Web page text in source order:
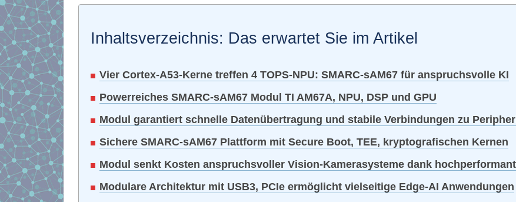
Inhaltsverzeichnis: Das erwartet Sie im Artikel
Vier Cortex-A53-Kerne treffen 4 TOPS-NPU: SMARC-sAM67 für anspruchsvolle KI
Powerreiches SMARC-sAM67 Modul TI AM67A, NPU, DSP und GPU
Modul garantiert schnelle Datenübertragung und stabile Verbindungen zu
Sichere SMARC-sAM67 Plattform mit Secure Boot, TEE, kryptografischen Kernen
Modul senkt Kosten anspruchsvoller Vision-Kamerasysteme dank
Modulare Architektur mit USB3, PCIe ermöglicht vielseitige Edge-AI Anwendungen